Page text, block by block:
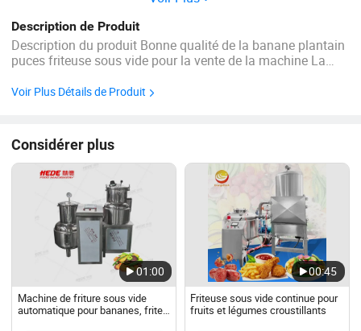
Description de Produit
Description du produit Bonne qualité de la banane plantain
puces friteuse sous vide pour la vente de la machine La
machine est faite de matériaux en acier inoxydable. Il a les
Voir Plus Détails de Produit
Considérer plus
01:00
Machine de friture sous vide
automatique pour bananes, frites
00:45
Friteuse sous vide continue pour
fruits et légumes croustillants